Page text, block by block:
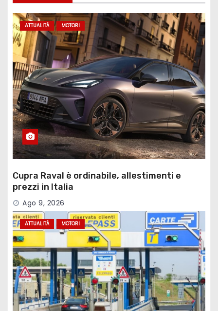
ATTUALITÀ MOTORI
Cupra Raval è ordinabile, allestimenti e
prezzi in Italia
Ago 9, 2026
ATTUALITÀ MOTORI